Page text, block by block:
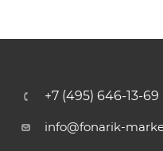
+7 (495) 646-13-69
info@fonarik-